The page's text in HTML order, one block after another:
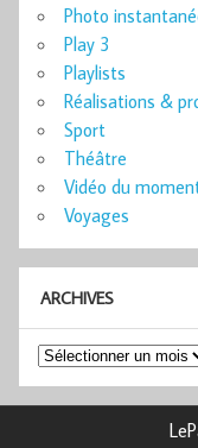
Photo
Play 3
Playlists
Réalisations &
Sport
Théâtre
Vidéo du
Voyages
ARCHIVES
Archives